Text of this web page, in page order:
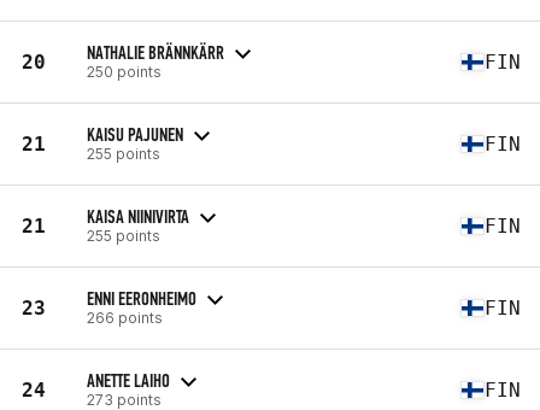
20 NATHALIE BRÄNNKÄRR
250 points FIN
21 KAISU PAJUNEN
255 points FIN
21 KAISA NIINIVIRTA
255 points FIN
23 ENNI EERONHEIMO
266 points FIN
24 ANETTE LAIHO
273 points FIN